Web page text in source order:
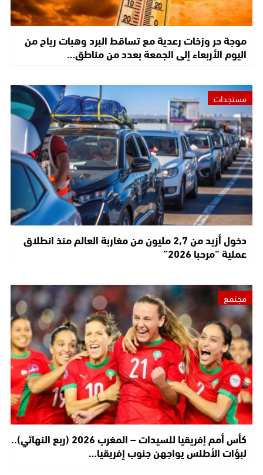
موجة حر وزخات رعدية مع تساقط البرد وهبات رياح من
اليوم الأربعاء إلى الجمعة بعدد من مناطق…
مستجدات
دخول أزيد من 2,7 مليون من مغاربة العالم منذ انطلاق
عملية “مرحبا 2026”
مجتمع
كأس أمم إفريقيا للسيدات – المغرب 2026 (ربع النهائي)..
لبؤات الأطلس يواجهن جنوب إفريقيا…